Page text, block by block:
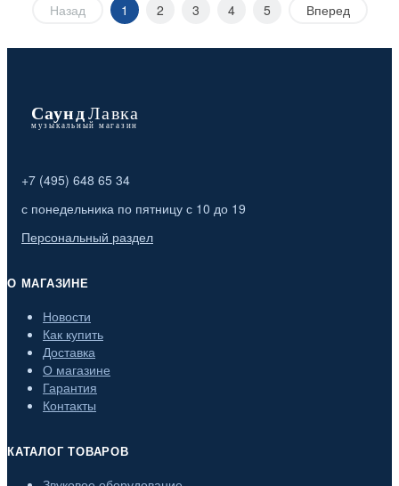
Назад 1 2 3 4 5 Вперед
+7 (495) 648 65 34
с понедельника по пятницу с 10 до 19
Персональный раздел
О МАГАЗИНЕ
Новости
Как купить
Доставка
О магазине
Гарантия
Контакты
КАТАЛОГ ТОВАРОВ